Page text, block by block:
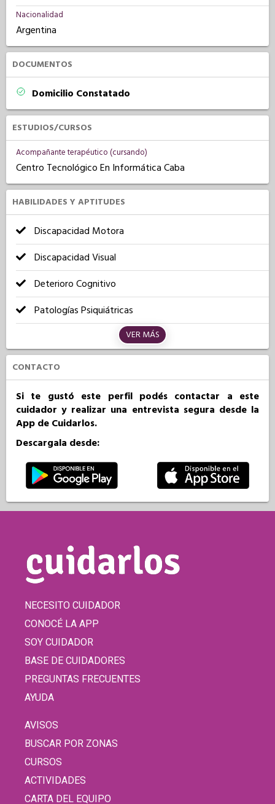
Nacionalidad
Argentina
DOCUMENTOS
Domicilio Constatado
ESTUDIOS/CURSOS
Acompañante terapéutico (cursando)
Centro Tecnológico En Informática Caba
HABILIDADES Y APTITUDES
Discapacidad Motora
Discapacidad Visual
Deterioro Cognitivo
Patologías Psiquiátricas
VER MÁS
CONTACTO
Si te gustó este perfil podés contactar a este
cuidador y realizar una entrevista segura desde la
App de Cuidarlos.
Descargala desde:
NECESITO CUIDADOR
CONOCÉ LA APP
SOY CUIDADOR
BASE DE CUIDADORES
PREGUNTAS FRECUENTES
AYUDA
AVISOS
BUSCAR POR ZONAS
CURSOS
ACTIVIDADES
CARTA DEL EQUIPO